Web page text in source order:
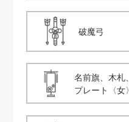
破魔弓
名前旗、木札、
プレート〈女〉